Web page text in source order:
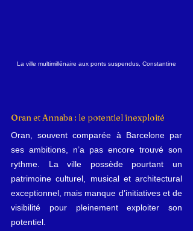
La ville multimillénaire aux ponts suspendus, Constantine
Oran et Annaba : le potentiel inexploité
Oran, souvent comparée à Barcelone par
ses ambitions, n’a pas encore trouvé son
rythme. La ville possède pourtant un
patrimoine culturel, musical et architectural
exceptionnel, mais manque d’initiatives et de
visibilité pour pleinement exploiter son
potentiel.